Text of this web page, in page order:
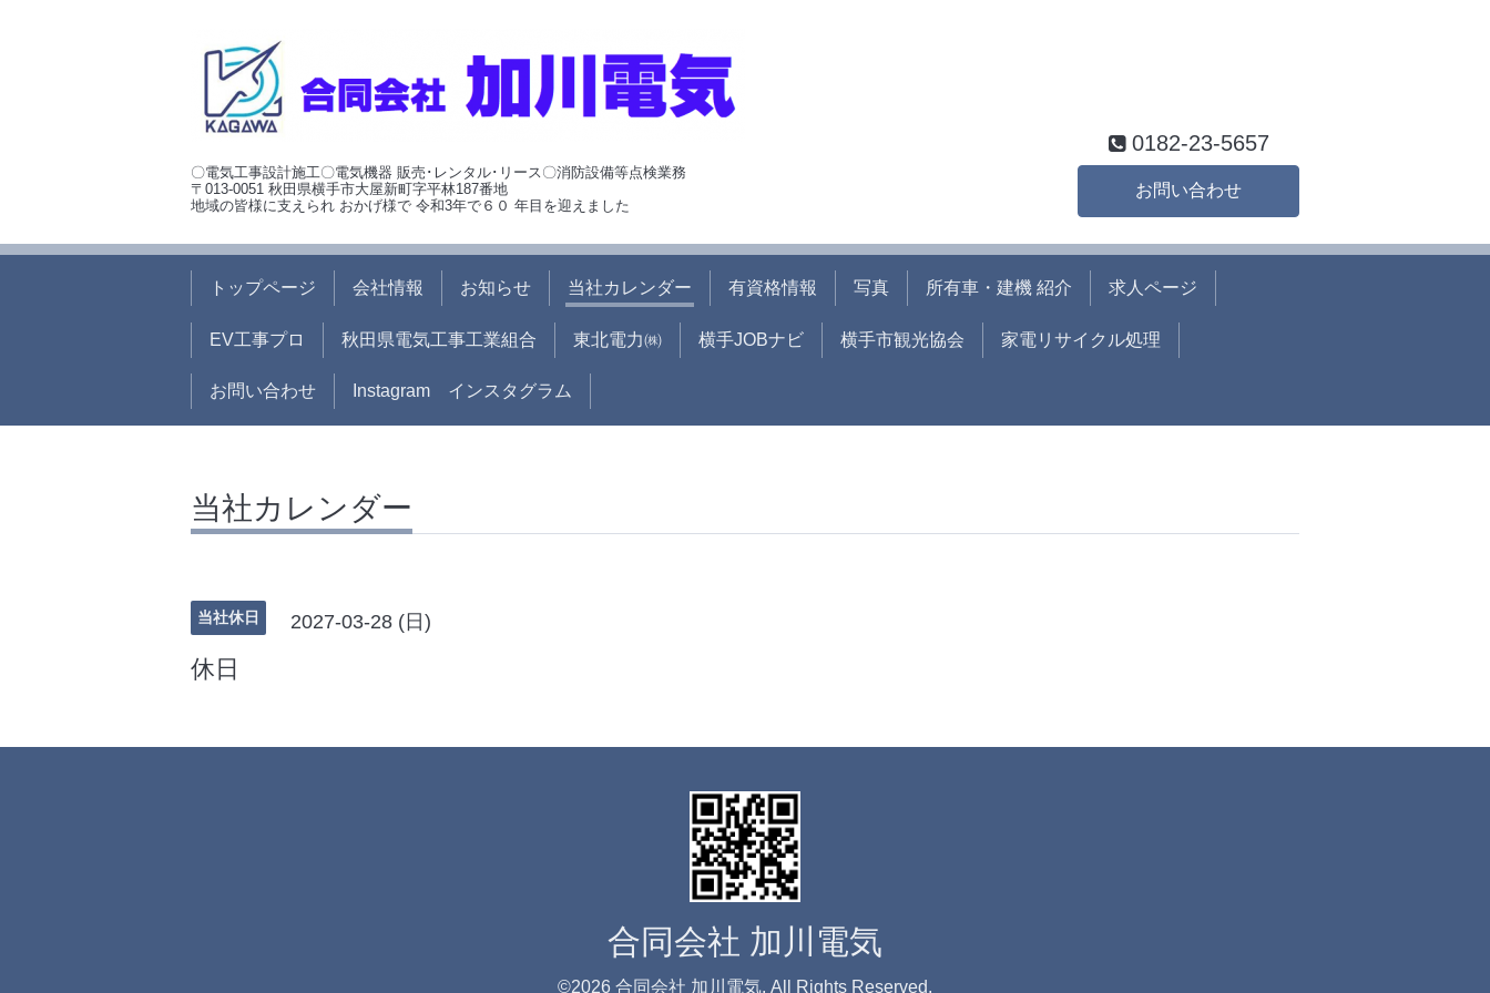
〇電気工事設計施工〇電気機器 販売･レンタル･リース〇消防設備等点検業務
〒013-0051 秋田県横手市大屋新町字平林187番地
地域の皆様に支えられ おかげ様で 令和3年で６０ 年目を迎えました
0182-23-5657
お問い合わせ
トップページ 会社情報 お知らせ 当社カレンダー 有資格情報 写真 所有車・建機 紹介 求人ページ
EV工事プロ 秋田県電気工事工業組合 東北電力㈱ 横手JOBナビ 横手市観光協会 家電リサイクル処理
お問い合わせ Instagram インスタグラム
当社カレンダー
当社休日 2027-03-28 (日)
休日
合同会社 加川電気
©2026 合同会社 加川電気. All Rights Reserved.